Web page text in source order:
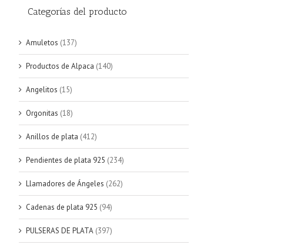
Categorías del producto
Amuletos (137)
Productos de Alpaca (140)
Angelitos (15)
Orgonitas (18)
Anillos de plata (412)
Pendientes de plata 925 (234)
Llamadores de Ángeles (262)
Cadenas de plata 925 (94)
PULSERAS DE PLATA (397)